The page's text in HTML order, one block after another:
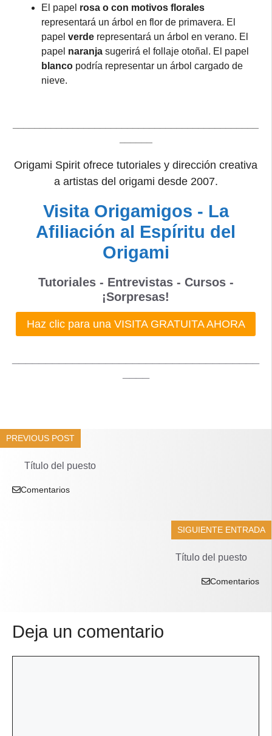
El papel rosa o con motivos florales
representará un árbol en flor de primavera. El
papel verde representará un árbol en verano. El
papel naranja sugerirá el follaje otoñal. El papel
blanco podría representar un árbol cargado de
nieve.
Origami Spirit ofrece tutoriales y dirección creativa
a artistas del origami desde 2007.
Visita Origamigos - La
Afiliación al Espíritu del
Origami
Tutoriales - Entrevistas - Cursos -
¡Sorpresas!
Haz clic para una VISITA GRATUITA AHORA
PREVIOUS POST
Título del puesto
Comentarios
SIGUIENTE ENTRADA
Título del puesto
Comentarios
Deja un comentario